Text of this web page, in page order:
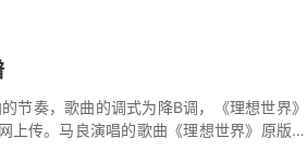
节奏，歌曲的调式为降B调，《理想世界》
传。马良演唱的歌曲《理想世界》原版简